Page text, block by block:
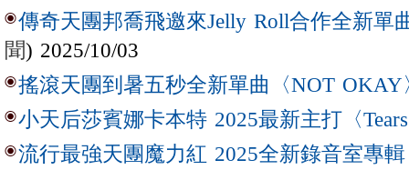
傳奇天團邦喬飛邀來Jelly Roll合作全新單
聞) 2025/10/03
搖滾天團到暑五秒全新單曲〈NOT OKAY
小天后莎賓娜卡本特 2025最新主打〈
流行最強天團魔力紅 2025全新錄音室專